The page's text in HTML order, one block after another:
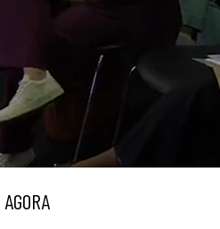
AGORA